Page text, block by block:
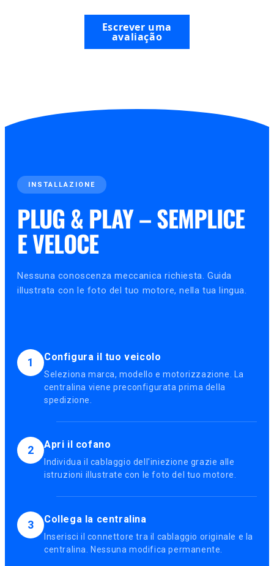
Escrever uma
avaliação
INSTALLAZIONE
PLUG & PLAY – SEMPLICE
E VELOCE
Nessuna conoscenza meccanica richiesta. Guida
illustrata con le foto del tuo motore, nella tua lingua.
1 Configura il tuo veicolo
Seleziona marca, modello e motorizzazione. La
centralina viene preconfigurata prima della
spedizione.
2 Apri il cofano
Individua il cablaggio dell'iniezione grazie alle
istruzioni illustrate con le foto del tuo motore.
3 Collega la centralina
Inserisci il connettore tra il cablaggio originale e la
centralina. Nessuna modifica permanente.